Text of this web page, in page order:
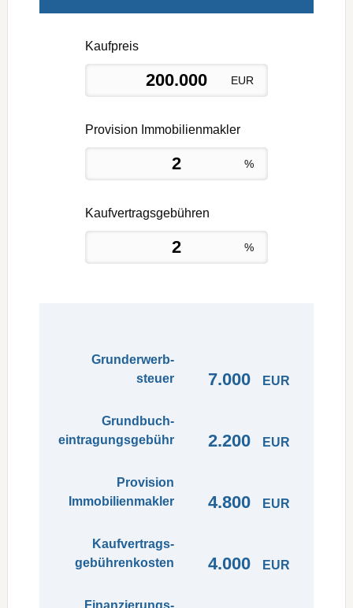
Kaufpreis
EUR
Provision Immobilienmakler
%
Kaufvertragsgebühren
%
Grund­erwerb­
steuer
7.000 EUR
Grundbuch­
eintragungs­gebühr
2.200 EUR
Provision
Immobilienmakler
4.800 EUR
Kaufvertrags­
gebühren­kosten
4.000 EUR
Finanzierungs­